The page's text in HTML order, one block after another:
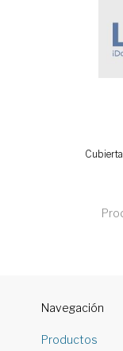
Navegación
Productos